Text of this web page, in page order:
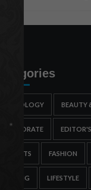
Categories
ASTROLOGY BEAUTY
CORPORATE
ESPORTS FASHION
GAMING LIFESTYLE